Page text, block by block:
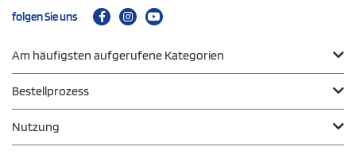
folgen Sie uns
Am häufigsten aufgerufene Kategorien
Bestellprozess
Nutzung